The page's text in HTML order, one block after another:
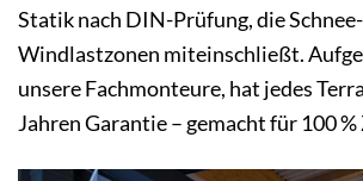
Statik nach DIN-Prüfung, die
Windlastzonen miteinschließt.
unsere Fachmonteure, hat jedes
Jahren Garantie – gemacht für 100